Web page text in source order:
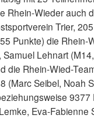
Rhein-Wieder auch
Trier,
Punkte) die Rhein-
Lehnart
die Rhein-Wied-
(Marc Seibel, Noah
Eva-Fabienne